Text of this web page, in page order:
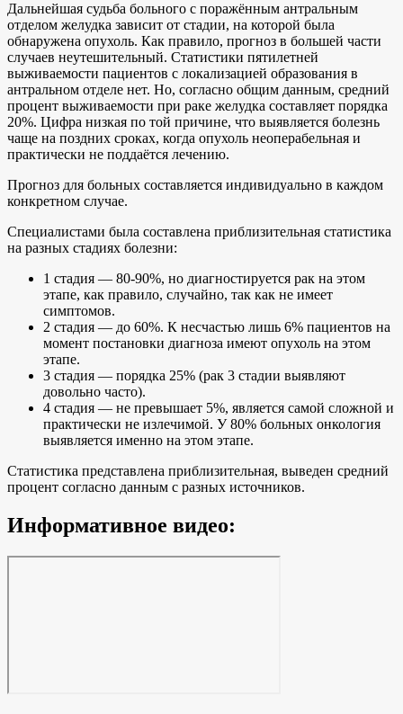
Дальнейшая судьба больного с поражённым антральным
отделом желудка зависит от стадии, на которой была
обнаружена опухоль. Как правило, прогноз в большей части
случаев неутешительный. Статистики пятилетней
выживаемости пациентов с локализацией образования в
антральном отделе нет. Но, согласно общим данным, средний
процент выживаемости при раке желудка составляет порядка
20%. Цифра низкая по той причине, что выявляется болезнь
чаще на поздних сроках, когда опухоль неоперабельная и
практически не поддаётся лечению.
Прогноз для больных составляется индивидуально в каждом
конкретном случае.
Специалистами была составлена приблизительная статистика
на разных стадиях болезни:
1 стадия — 80-90%, но диагностируется рак на этом
этапе, как правило, случайно, так как не имеет
симптомов.
2 стадия — до 60%. К несчастью лишь 6% пациентов на
момент постановки диагноза имеют опухоль на этом
этапе.
3 стадия — порядка 25% (рак 3 стадии выявляют
довольно часто).
4 стадия — не превышает 5%, является самой сложной и
практически не излечимой. У 80% больных онкология
выявляется именно на этом этапе.
Статистика представлена приблизительная, выведен средний
процент согласно данным с разных источников.
Информативное видео: